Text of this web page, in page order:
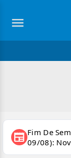
newspaper Fim De
09/08):
para áreas